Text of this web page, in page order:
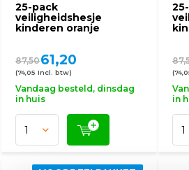
25-pack
veiligheidshesje
kinderen oranje
87,5061,20
(74,05 Incl. btw)
Vandaag besteld, dinsdag
in huis
in